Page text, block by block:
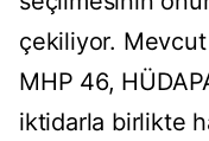
çekiliyor.
MHP 46,
iktidarla birlikte